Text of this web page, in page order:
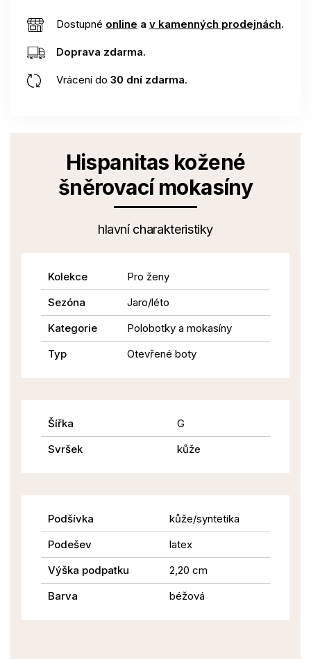
Dostupné online a v kamenných prodejnách.
Doprava zdarma.
Vrácení do 30 dní zdarma.
Hispanitas kožené
šněrovací mokasíny
hlavní charakteristiky
Kolekce
Pro ženy
Sezóna
Jaro/léto
Kategorie
Polobotky a mokasíny
Typ
Otevřené boty
Šířka
G
Svršek
kůže
Podšívka
kůže/syntetika
Podešev
latex
Výška podpatku
2,20 cm
Barva
béžová